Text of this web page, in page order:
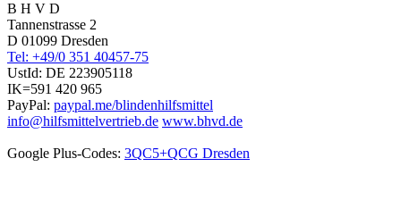
B H V D
Tannenstrasse 2
D 01099 Dresden
Tel: +49/0 351 40457-75
UstId: DE 223905118
IK=591 420 965
PayPal: paypal.me/blindenhilfsmittel
info@hilfsmittelvertrieb.de www.bhvd.de
Google Plus-Codes: 3QC5+QCG Dresden